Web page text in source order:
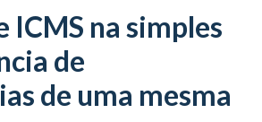
ICMS na simples
de
de uma mesma